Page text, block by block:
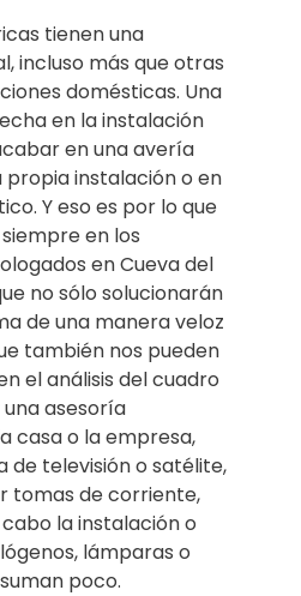
tienen una
incluso más que otras
domésticas. Una
en la instalación
en una avería
instalación o en
Y eso es por lo que
en los
en Cueva del
no sólo solucionarán
de una manera veloz
también nos pueden
el análisis del cuadro
asesoría
casa o la empresa,
de televisión o satélite,
tomas de corriente,
la instalación o
lámparas o
poco.